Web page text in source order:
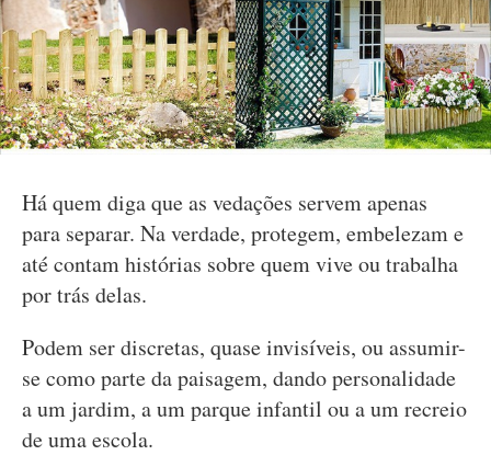
Há quem diga que as vedações servem apenas
para separar. Na verdade, protegem, embelezam e
até contam histórias sobre quem vive ou trabalha
por trás delas.
Podem ser discretas, quase invisíveis, ou assumir-
se como parte da paisagem, dando personalidade
a um jardim, a um parque infantil ou a um recreio
de uma escola.